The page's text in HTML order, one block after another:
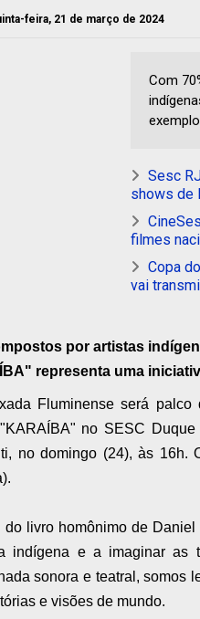
feira, 21 de março de 2024
Com
Sesc
shows de
filmes
Copa
vai
por artistas
representa uma
Fluminense será
no SESC
no domingo (24), às 16h.
livro homônimo de
indígena e a imaginar as
sonora e teatral, somos
e visões de mundo.